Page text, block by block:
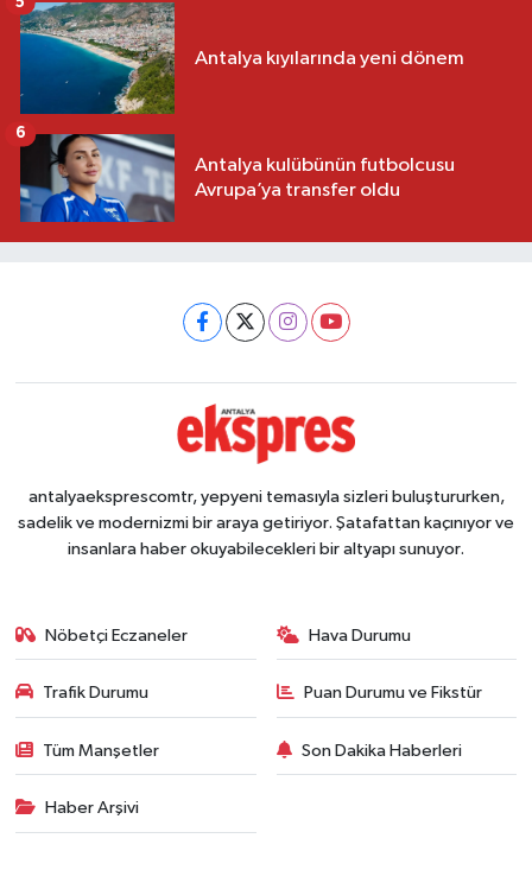
Antalya kıyılarında yeni dönem
Antalya kulübünün futbolcusu
Avrupa’ya transfer oldu
6
antalyaeksprescomtr, yepyeni temasıyla sizleri buluştururken,
sadelik ve modernizmi bir araya getiriyor. Şatafattan kaçınıyor ve
insanlara haber okuyabilecekleri bir altyapı sunuyor.
Nöbetçi Eczaneler Hava Durumu
Trafik Durumu Puan Durumu ve Fikstür
Tüm Manşetler Son Dakika Haberleri
Haber Arşivi